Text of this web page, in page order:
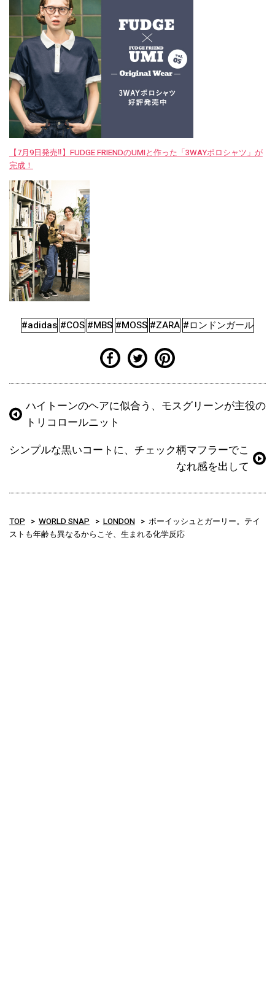
【7月9日発売‼︎】FUDGE FRIENDのUMIと作った「3WAYポロシャツ」が
完成！
#adidas #COS #MBS #MOSS #ZARA #ロンドンガール
ハイトーンのヘアに似合う、モスグリーンが主役の
トリコロールニット
シンプルな黒いコートに、チェック柄マフラーでこ
なれ感を出して
TOP WORLD SNAP LONDON
ボーイッシュとガーリー。テイ
ストも年齢も異なるからこそ、生まれる化学反応